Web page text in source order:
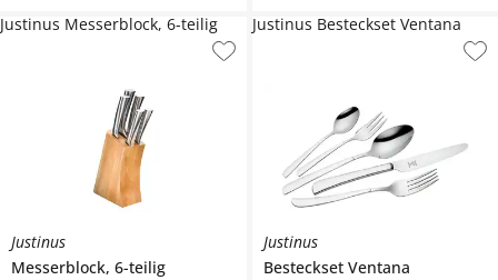
Justinus
Messerblock, 6-teilig
Justinus Messerblock, 6-teilig
Justinus
Besteckset Ventana
Justinus Besteckset Ventana